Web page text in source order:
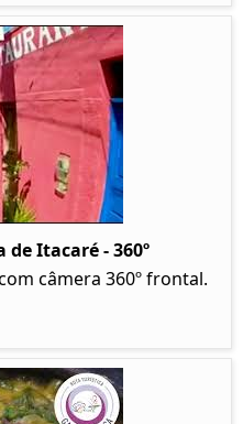
de Itacaré - 360º
câmera 360º frontal.